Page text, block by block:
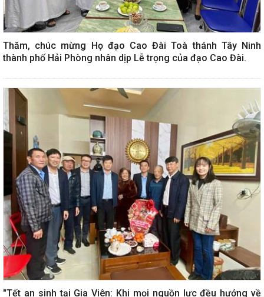
Thăm, chúc mừng Họ đạo Cao Đài Toà thánh Tây Ninh
thành phố Hải Phòng nhân dịp Lễ trọng của đạo Cao Đài.
"Tết an sinh tại Gia Viên: Khi mọi nguồn lực đều hướng về